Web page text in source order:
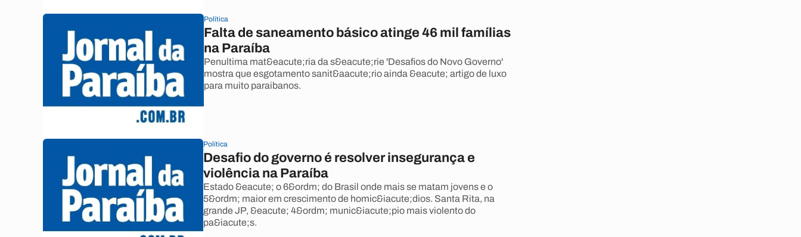
Política
Falta de saneamento básico atinge 46 mil famílias
na Paraíba
Penultima mat&eacute;ria da s&eacute;rie 'Desafios do Novo Governo'
mostra que esgotamento sanit&aacute;rio ainda &eacute; artigo de luxo
para muito paraibanos.
Política
Desafio do governo é resolver insegurança e
violência na Paraíba
Estado &eacute; o 6&ordm; do Brasil onde mais se matam jovens e o
5&ordm; maior em crescimento de homic&iacute;dios. Santa Rita, na
grande JP, &eacute; 4&ordm; munic&iacute;pio mais violento do
pa&iacute;s.